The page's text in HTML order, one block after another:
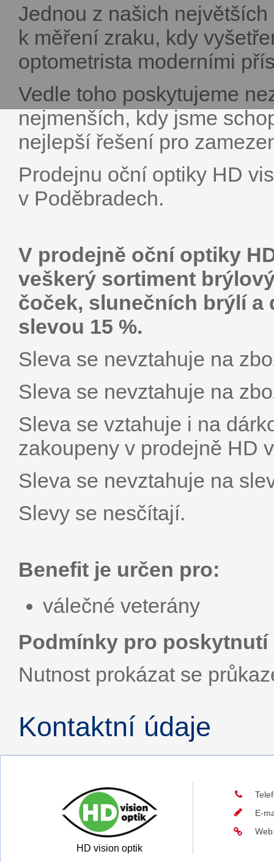
Jednou z našich
k měření zraku, kdy
optometrista moderními
Vedle toho poskytujeme
nejmenších, kdy jsme
nejlepší řešení pro
Prodejnu oční optiky HD
v Poděbradech.
V prodejně oční optiky
veškerý sortiment
čoček, slunečních brýlí a
slevou 15 %.
Sleva se nevztahuje na
Sleva se nevztahuje na
Sleva se vztahuje i na
zakoupeny v prodejně HD
Sleva se nevztahuje na
Slevy se nesčítají.
Benefit je určen pro:
válečné veterány
Podmínky pro poskytnutí
Nutnost prokázat se
Kontaktní údaje
HD vision optik
E-